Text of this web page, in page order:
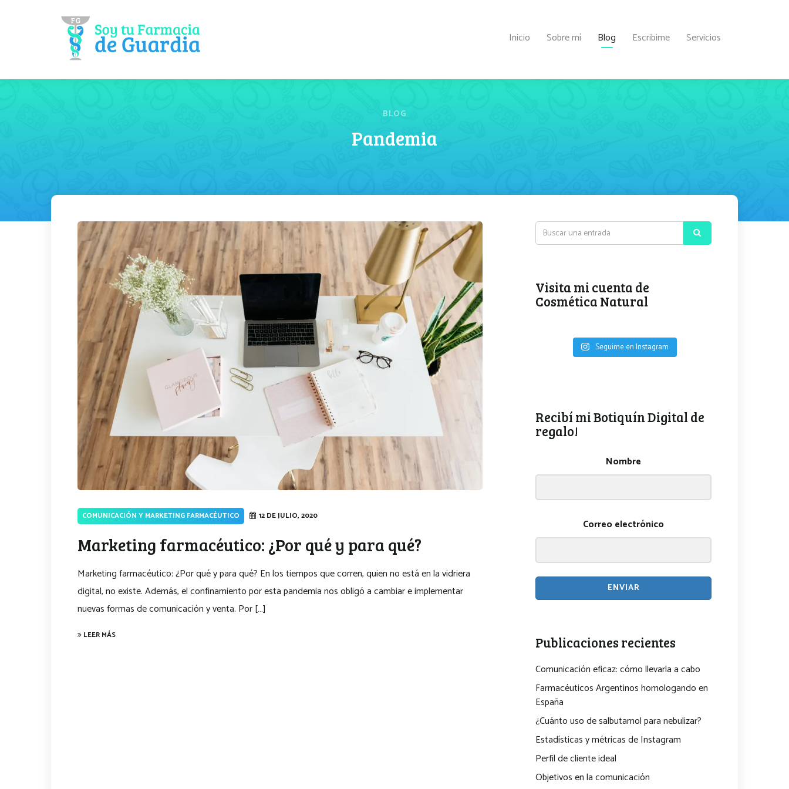
Inicio Sobre mí Blog Escribime Servicios
BLOG
Pandemia
COMUNICACIÓN Y MARKETING FARMACÉUTICO 12 DE JULIO, 2020
Marketing farmacéutico: ¿Por qué y para qué?
Marketing farmacéutico: ¿Por qué y para qué? En los tiempos que corren, quien no está en la vidriera
digital, no existe. Además, el confinamiento por esta pandemia nos obligó a cambiar e implementar
nuevas formas de comunicación y venta. Por […]
LEER MÁS
Visita mi cuenta de
Cosmética Natural
Seguime en Instagram
Recibí mi Botiquín Digital de
regalo!
Nombre
Correo electrónico
ENVIAR
Publicaciones recientes
Comunicación eficaz: cómo llevarla a cabo
Farmacéuticos Argentinos homologando en
España
¿Cuánto uso de salbutamol para nebulizar?
Estadísticas y métricas de Instagram
Perfil de cliente ideal
Objetivos en la comunicación